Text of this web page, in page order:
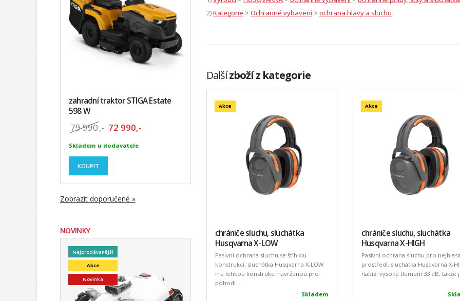
zahradní traktor STIGA Estate
598 W
79 990,- 72 990,-
Skladem u dodavatele
KOUPIT
Zobrazit doporučené »
NOVINKY
Nejprodávanější
Akce
Novinka
2)Kategorie > Ochranné vybavení > ochrana hlavy a sluchu
Dalšízboží z kategorie
Akce
chrániče sluchu, sluchátka
Husqvarna X-LOW
Pasivní ochrana sluchu se štíhlou
konstrukcí, sluchátka Husqvarna X-LOW
má lehkou konstrukci navrženou pro
pohodl ...
Skladem
Akce
chrániče sluchu, sluchátka
Husqvarna X-HIGH
Pasivní ochrana sluchu pro
prostředí, sluchátka Husqvarna X-
nabízí vysoké tlumení 33 dB, takže